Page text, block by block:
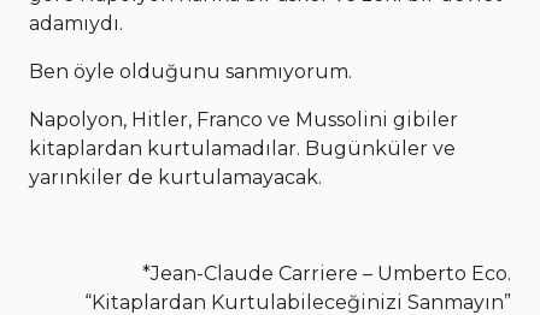
adamıydı.
Ben öyle olduğunu sanmıyorum.
Napolyon, Hitler, Franco ve Mussolini gibiler
kitaplardan kurtulamadılar. Bugünküler ve
yarınkiler de kurtulamayacak.
*Jean-Claude Carriere – Umberto Eco.
“Kitaplardan Kurtulabileceğinizi Sanmayın”